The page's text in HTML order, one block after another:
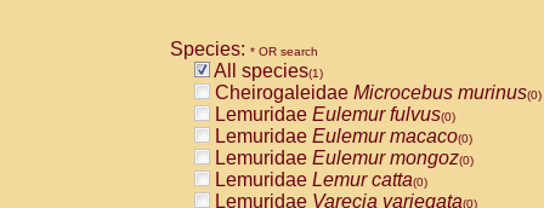
CebidaeCebus capucinus
CebidaeCebus nigrivittatus
CebidaeCebus spp.(0)
CebidaeSaimiri boliviensis(0)
CebidaeSaimiri sciureus(0)
AtelidaeAlouatta caraya(0)
AtelidaeAlouatta fusca(0)
Species: * OR search
All species(1)
Cheirogaleidae Microcebus murinus(0)
Lemuridae Eulemur fulvus(0)
Lemuridae Eulemur macaco(0)
Lemuridae Eulemur mongoz(0)
Lemuridae Lemur catta(0)
Lemuridae Varecia variegata(0)